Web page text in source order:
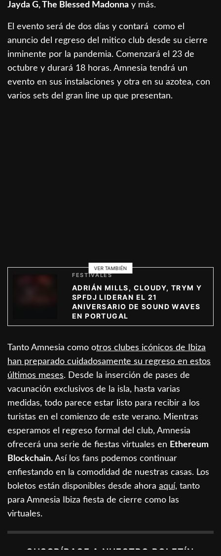
Jayda G, The Blessed Madonna y más.
El evento será de dos días y contará como el
anuncio del regreso del mitico club desde su cierre
inminente por la pandemia. Comenzará el 23 de
octubre y durará 18 horas. Amnesia tendrá un
evento en sus instalaciones y otra en su azotea, con
varios sets del gran line up que presentan.
VER TAMBIÉN
FESTIVALES
ADRIÁN MILLS, CLOUDY, TRYM Y
SPFDJ LIDERAN EL 21
ANIVERSARIO DE SOUND WAVES
EN PORTUGAL
Tanto Amnesia como otros clubes icónicos de Ibiza
han preparado cuidadosamente su regreso en estos
últimos meses. Desde la inserción de pases de
vacunación exclusivos de la isla, hasta varias
medidas, todo parece estar listo para recibir a los
turistas en el comienzo de este verano. Mientras
esperamos el regreso formal del club, Amnesia
ofrecerá una serie de fiestas virtuales en Ethereum
Blockchain. Así los fans podemos continuar
enfiestando en la comodidad de nuestras casas. Los
boletos están disponibles desde ahoraaquí, tanto
para Amnesia Ibiza fiesta de cierre como las
virtuales.
SUSCRÍBASE A NUESTRO BOLETÍN